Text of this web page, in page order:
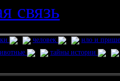
связь
человек
нло и
тайны истории